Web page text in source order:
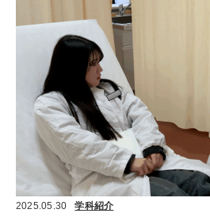
2025.05.30 学科紹介